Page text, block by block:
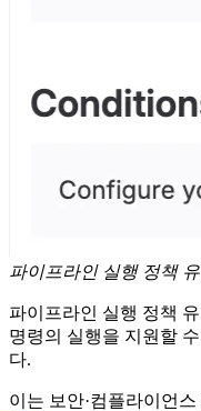
파이프라인 실행 정책
파이프라인 실행 정책
명령의 실행을 지원할
다.
이는 보안·컴플라이언스